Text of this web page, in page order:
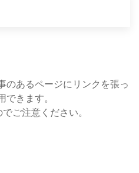
のあるページにリンクを張っ
きます。
ご注意ください。